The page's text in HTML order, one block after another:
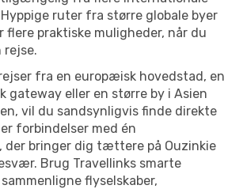
ruter fra større globale byer
flere praktiske muligheder, når du
fra en europæisk hovedstad, en
gateway eller en større by i Asien
vil du sandsynligvis finde direkte
forbindelser med én
der bringer dig tættere på Ouzinkie
Brug Travellinks smarte
flyselskaber,